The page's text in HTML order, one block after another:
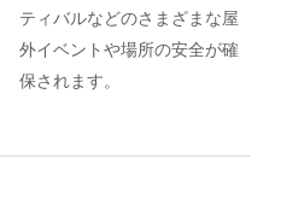
ティバルなどのさまざまな屋
外イベントや場所の安全が確
保されます。